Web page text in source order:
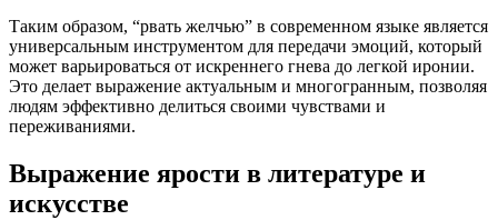
Таким образом, “рвать желчью” в современном языке является
универсальным инструментом для передачи эмоций, который
может варьироваться от искреннего гнева до легкой иронии.
Это делает выражение актуальным и многогранным, позволяя
людям эффективно делиться своими чувствами и
переживаниями.
Выражение ярости в литературе и
искусстве